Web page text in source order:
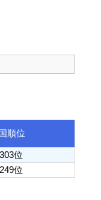
順位
位
位